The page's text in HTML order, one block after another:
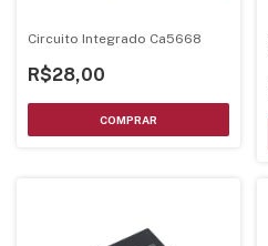
Circuito Integrado Ca5668
R$28,00